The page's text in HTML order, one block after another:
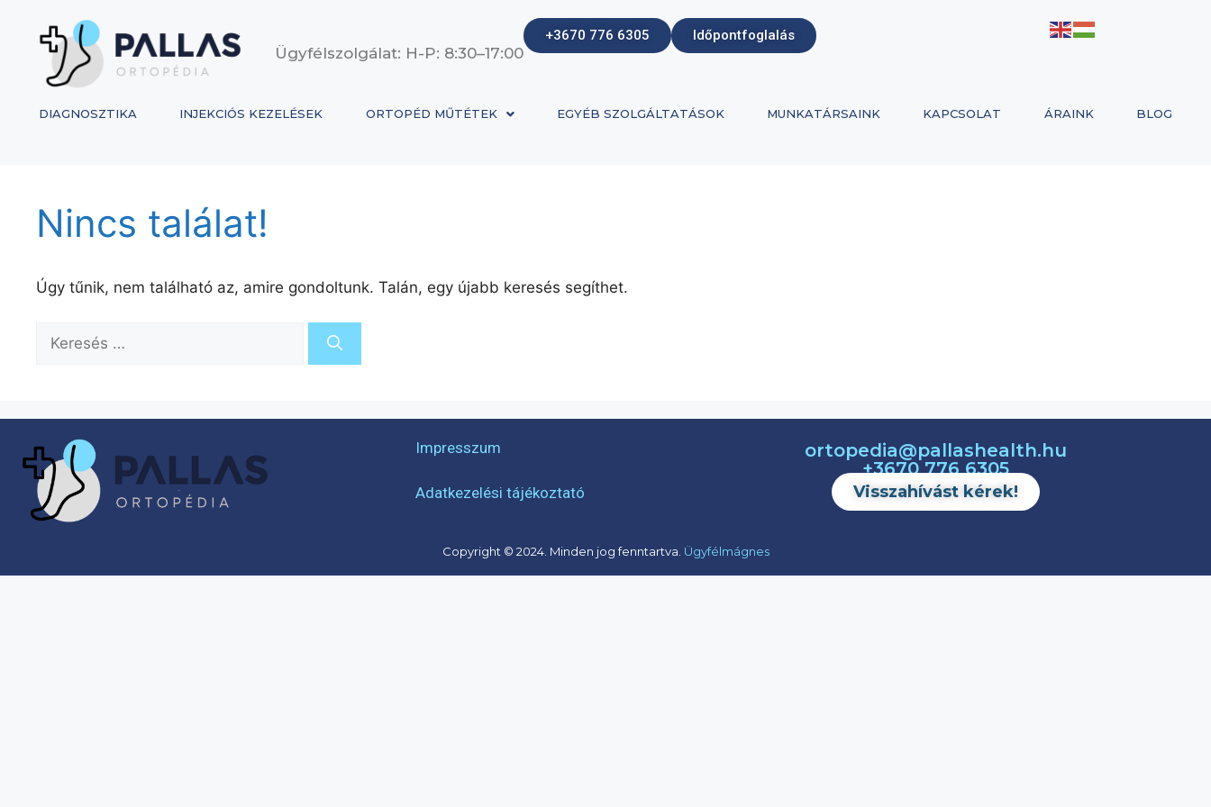
Ügyfélszolgálat: H-P: 8:30–17:00
+3670 776 6305 Időpontfoglalás
DIAGNOSZTIKA INJEKCIÓS KEZELÉSEK ORTOPÉD MŰTÉTEK EGYÉB SZOLGÁLTATÁSOK MUNKATÁRSAINK KAPCSOLAT ÁRAINK BLOG
Nincs találat!
Úgy tűnik, nem található az, amire gondoltunk. Talán, egy újabb keresés segíthet.
Impresszum
Adatkezelési tájékoztató
ortopedia@pallashealth.hu
+3670 776 6305
Visszahívást kérek!
Copyright © 2024. Minden jog fenntartva. Ügyfélmágnes